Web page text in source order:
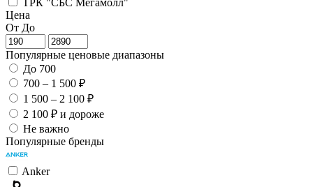
Цена
От До
Популярные ценовые диапазоны
До 700
700 – 1 500 ₽
1 500 – 2 100 ₽
2 100 ₽ и дороже
Не важно
Популярные бренды
Anker